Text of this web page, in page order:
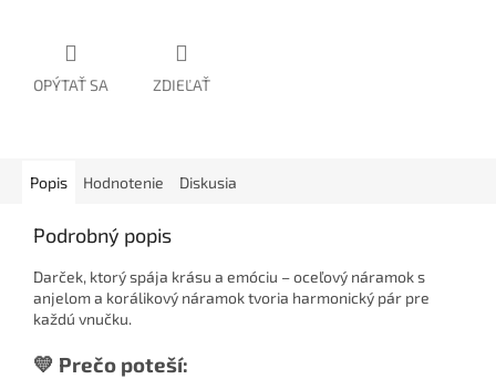
OPÝTAŤ SA ZDIEĽAŤ
Popis Hodnotenie Diskusia
Podrobný popis
Darček, ktorý spája krásu a emóciu – oceľový náramok s
anjelom a korálikový náramok tvoria harmonický pár pre
každú vnučku.
💛 Prečo poteší: